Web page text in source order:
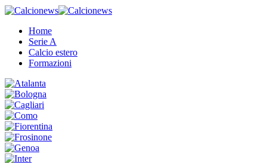
Home
Serie A
Calcio estero
Formazioni